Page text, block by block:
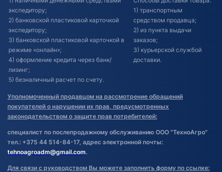
экспедитору;
2) банковской пластиковой карточкой
экспедитору;
3) банковской пластиковой карточкой в
режиме «онлайн»;
4) оформление кредита через банк/
лизинг;
5) безналичный расчет по счету.
1) транспортным
средством продавца;
2) из пункта выдачи
заказов;
3) курьерской службой
доставки.
Уполномоченный продавцом на рассмотрение обращений
покупателей о нарушении их прав, предусмотренных
законодательством о защите прав потребителей:
специалист по послепродажному обслуживанию ООО "ТехноАгро"
тел.: +375 44 514-84-17, адрес электронной почты:
tehnoagroadm@gmail.com.
Для связи с руководством Вы можете заполнить форму по ссылке: